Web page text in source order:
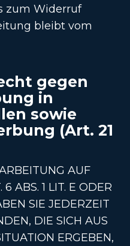
zum Widerruf
bleibt vom
gegen
in
sowie
(Art. 21
AUF
ABS. 1 LIT. E ODER
SIE JEDERZEIT
DIE SICH AUS
ERGEBEN,